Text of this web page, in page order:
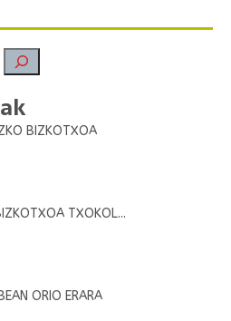
BIZKOTXOA
TXOKOL...
ORIO ERARA